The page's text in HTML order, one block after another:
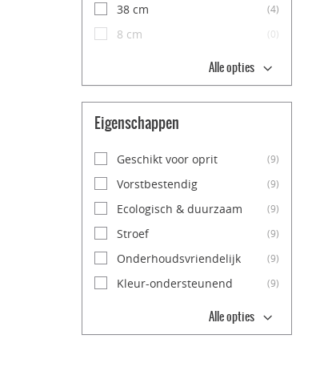
38 cm (4)
8 cm (0)
Alle opties
Eigenschappen
Geschikt voor oprit (9)
Vorstbestendig (9)
Ecologisch & duurzaam (9)
Stroef (9)
Onderhoudsvriendelijk (9)
Kleur-ondersteunend (9)
Alle opties